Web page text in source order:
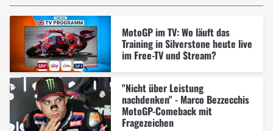
MotoGP im TV: Wo läuft das
Training in Silverstone heute live
im Free-TV und Stream?
"Nicht über Leistung
nachdenken" - Marco Bezzecchis
MotoGP-Comeback mit
Fragezeichen